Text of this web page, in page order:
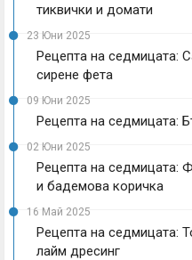
тиквички и домати
23 Юни 2025
Рецепта на седмицата:
сирене фета
09 Юни 2025
Рецепта на седмицата:
02 Юни 2025
Рецепта на седмицата:
и бадемова коричка
16 Май 2025
Рецепта на седмицата:
лайм дресинг